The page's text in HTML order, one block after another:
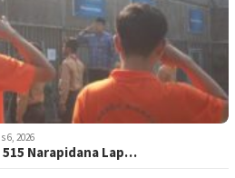
6, 2026
Narapidana Lap…